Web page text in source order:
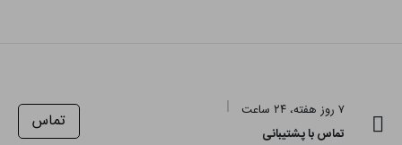
۷ روز هفته، ۲۴ ساعت
تماس با پشتیبانی
تماس